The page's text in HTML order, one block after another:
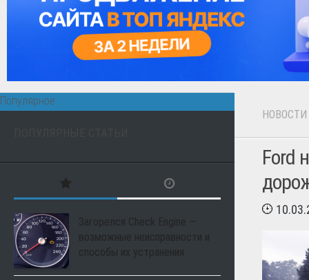
НОВОСТИ
Ford
Популярное:
Загорелся Check Engine —
возможные неисправности и
способы их устранения